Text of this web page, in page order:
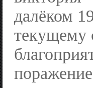
далёком
текущему